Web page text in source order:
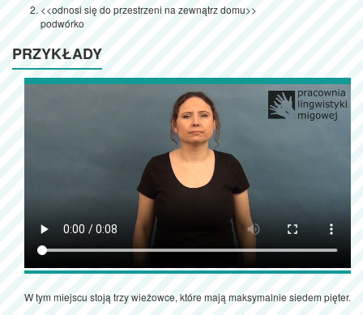
<<odnosi się do przestrzeni na zewnątrz domu>>
podwórko
PRZYKŁADY
W tym miejscu stoją trzy wieżowce, które mają maksymalnie siedem pięter.